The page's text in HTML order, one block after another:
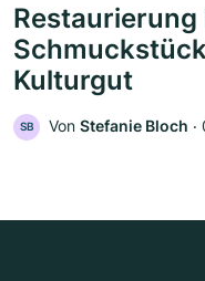
Kulturgut
SB Von Stefanie Bloch ‧